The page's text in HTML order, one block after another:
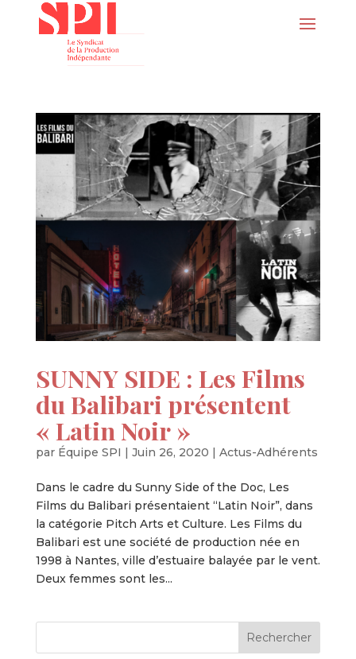
SUNNY SIDE : Les Films
du Balibari présentent
« Latin Noir »
par Équipe SPI | Juin 26, 2020 | Actus-Adhérents
Dans le cadre du Sunny Side of the Doc, Les
Films du Balibari présentaient “Latin Noir”, dans
la catégorie Pitch Arts et Culture. Les Films du
Balibari est une société de production née en
1998 à Nantes, ville d’estuaire balayée par le vent.
Deux femmes sont les...